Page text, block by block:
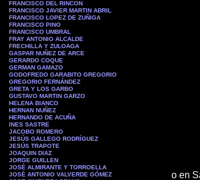
FRANCISCO DEL RINCON
FRANCISCO JAVIER MARTIN ABRIL
FRANCISCO LOPEZ DE ZUÑIGA
FRANCISCO PINO
FRANCISCO UMBRAL
FRAY ANTONIO ALCALDE
FRECHILLA Y ZULOAGA
GASPAR NUÑEZ DE ARCE
GERARDO COQUE
GERMAN GAMAZO
GODOFREDO GARABITO GREGORIO
GREGORIO FERNÁNDEZ
GRETA Y LOS GARBO
GUSTAVO MARTIN GARZO
HELENA BIANCO
HERNAN NUÑEZ
HERNANDO DE ACUÑA
INES SASTRE
JACOBO ROMERO
JESÚS GALLEGO RODRÍGUEZ
JESÚS TRAPOTE
JOAQUIN DIAZ
JORGE GUILLEN
JOSÉ ALMIRANTE Y TORROELLA
JOSÉ ANTONIO VALVERDE GÓMEZ
o en